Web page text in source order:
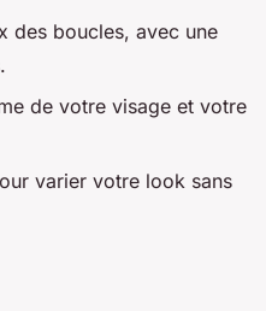
des boucles, avec une
de votre visage et votre
varier votre look sans